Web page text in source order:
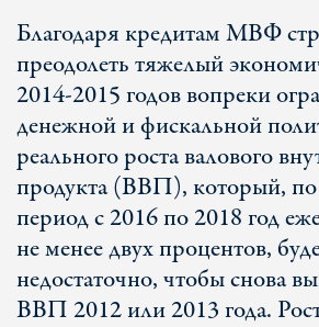
Благодаря кредитам МВФ
преодолеть тяжелый
2014-2015 годов вопреки
денежной и фискальной
реального роста валового
продукта (ВВП), который,
период с 2016 по 2018 год
не менее двух процентов,
недостаточно, чтобы снова
ВВП 2012 или 2013 года.